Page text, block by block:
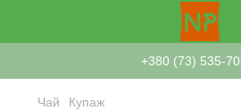
+380 (73) 535-
Чай Купаж